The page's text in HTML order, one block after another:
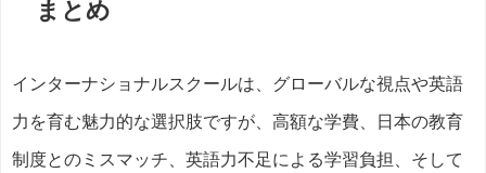
まとめ
インターナショナルスクールは、グローバルな視点や英語
力を育む魅力的な選択肢ですが、高額な学費、日本の教育
制度とのミスマッチ、英語力不足による学習負担、そして